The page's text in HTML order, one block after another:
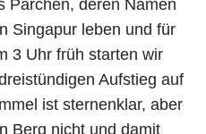
Pärchen, deren Namen
Singapur leben und für
3 Uhr früh starten wir
Aufstieg auf
ist sternenklar, aber
Berg nicht und damit